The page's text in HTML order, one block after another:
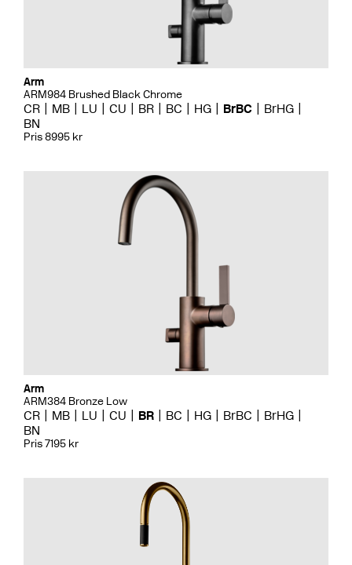
Arm
ARM984 Brushed Black Chrome
CR MB LU CU BR BC HG BrBC
BrHG
BN
Pris 8995 kr
Arm
ARM384 Bronze Low
CR MB LU CU BR BC HG BrBC
BrHG
BN
Pris 7195 kr